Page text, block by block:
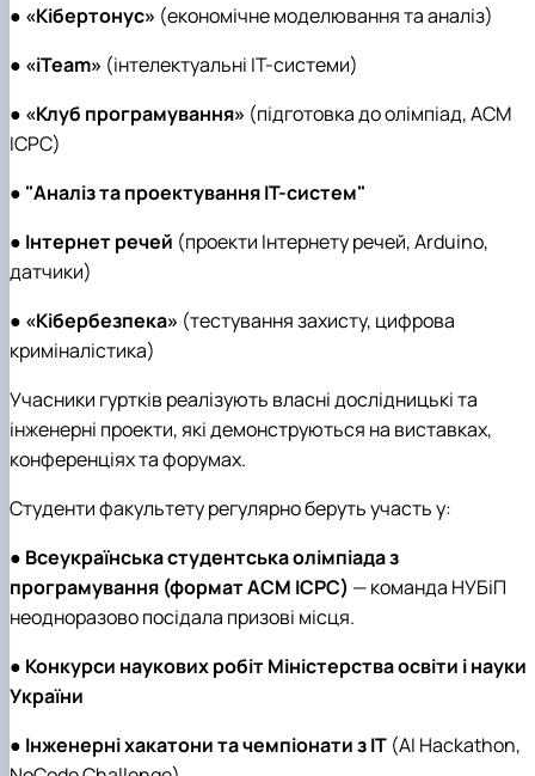
● «Кібертонус» (економічне моделювання та аналіз)
● «iTeam» (інтелектуальні ІТ-системи)
● «Клуб програмування» (підготовка до олімпіад, ACM
ICPC)
● "Аналіз та проектування ІТ-систем"
● Інтернет речей (проекти Інтернету речей, Arduino,
датчики)
● «Кібербезпека» (тестування захисту, цифрова
криміналістика)
Учасники гуртків реалізують власні дослідницькі та
інженерні проекти, які демонструються на виставках,
конференціях та форумах.
Студенти факультету регулярно беруть участь у:
● Всеукраїнська студентська олімпіада з
програмування (формат ACM ICPC) — команда НУБіП
неодноразово посідала призові місця.
● Конкурси наукових робіт Міністерства освіти і науки
України
● Інженерні хакатони та чемпіонати з ІТ (AI Hackathon,